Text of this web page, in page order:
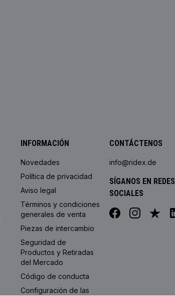
INFORMACIÓN
Novedades
Política de privacidad
Aviso legal
Términos y condiciones
generales de venta
Piezas de intercambio
Seguridad de
Productos y Retiradas
del Mercado
Código de conducta
Configuración de las
CONTÁCTENOS
info@ridex.de
SÍGANOS EN REDES
SOCIALES